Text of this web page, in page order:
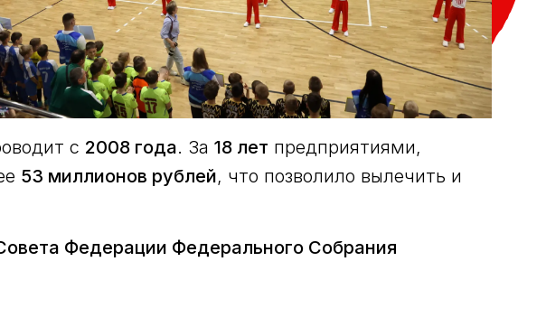
с 2008 года. За 18 лет предприятиями,
53 миллионов рублей, что позволило вылечить и
Федерации Федерального Собрания